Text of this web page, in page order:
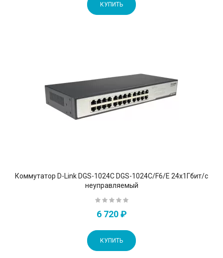
КУПИТЬ
Коммутатор D-Link DGS-1024C DGS-1024C/F6/E 24x1Гбит/с
неуправляемый
6 720 ₽
КУПИТЬ